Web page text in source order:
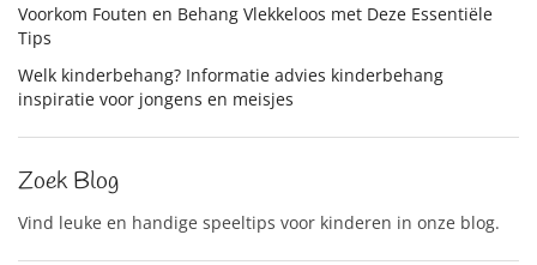
Voorkom Fouten en Behang Vlekkeloos met Deze Essentiële
Tips
Welk kinderbehang? Informatie advies kinderbehang
inspiratie voor jongens en meisjes
Zoek Blog
Vind leuke en handige speeltips voor kinderen in onze blog.